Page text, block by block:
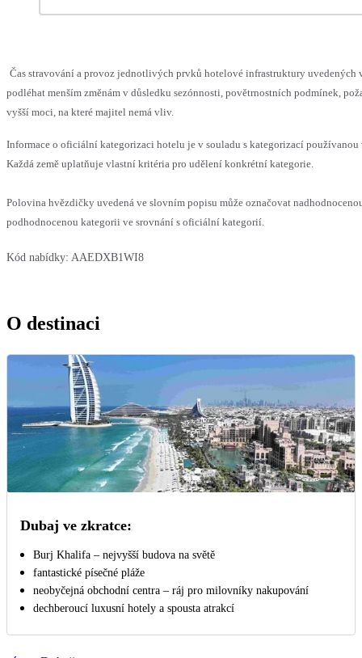
Čas stravování a provoz jednotlivých prvků hotelové infrastruktury uvedených
podléhat menším změnám v důsledku sezónnosti, povětrnostních podmínek,
vyšší moci, na které majitel nemá vliv.
Informace o oficiální kategorizaci hotelu je v souladu s kategorizací používanou
Každá země uplatňuje vlastní kritéria pro udělení konkrétní kategorie.
Polovina hvězdičky uvedená ve slovním popisu může označovat
podhodnocenou kategorii ve srovnání s oficiální kategorií.
Kód nabídky: AAEDXB1WI8
O destinaci
Dubaj ve zkratce:
Burj Khalifa – nejvyšší budova na světě
fantastické písečné pláže
neobyčejná obchodní centra – ráj pro milovníky nakupování
dechberoucí luxusní hotely a spousta atrakcí